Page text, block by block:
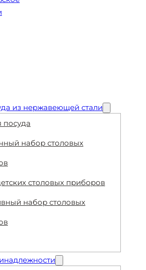
из нержавеющей стали
посуда
набор столовых
столовых приборов
набор столовых